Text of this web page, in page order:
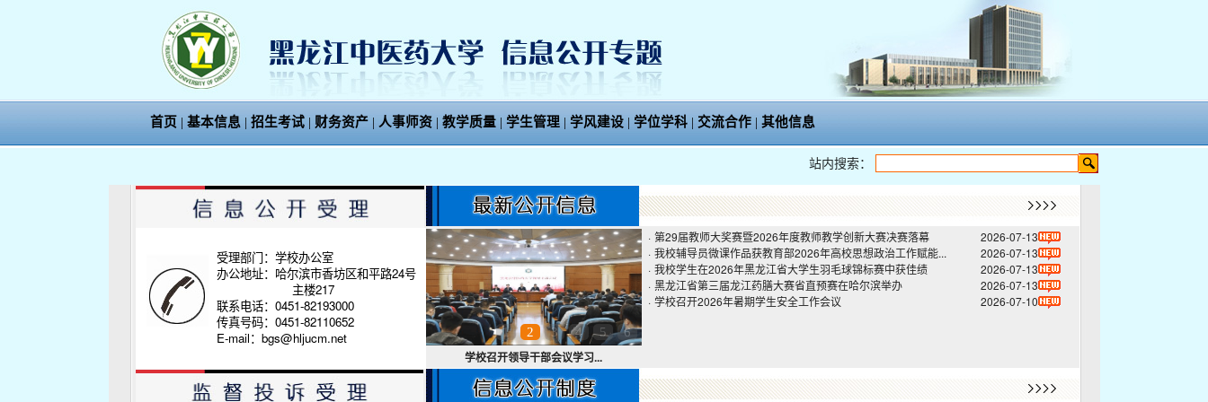
首页 | 基本信息 | 招生考试 | 财务资产 | 人事师资 | 教学质量 | 学生管理 | 学风建设 | 学位学科 | 交流合作 | 其他信息
站内搜索：
受理部门：学校办公室
办公地址：哈尔滨市香坊区和平路24号
主楼217
联系电话：0451-82193000
传真号码：0451-82110652
E-mail：bgs@hljucm.net
1 2 3 4 5 6
学校召开领导干部会议学习...
· 第29届教师大奖赛暨2026年度教师教学创新大赛决赛落幕
2026-07-13
· 我校辅导员微课作品获教育部2026年高校思想政治工作赋能...
2026-07-13
· 我校学生在2026年黑龙江省大学生羽毛球锦标赛中获佳绩
2026-07-13
· 黑龙江省第三届龙江药膳大赛省直预赛在哈尔滨举办
2026-07-13
· 学校召开2026年暑期学生安全工作会议 2026-07-10